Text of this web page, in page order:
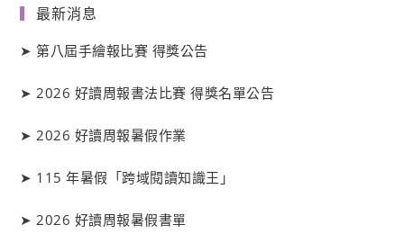
最新消息
➤第八屆手繪報比賽 得獎公告
➤ 2026 好讀周報書法比賽 得獎名單公告
➤ 2026 好讀周報暑假作業
➤ 115 年暑假「跨域閱讀知識王」
➤ 2026 好讀周報暑假書單